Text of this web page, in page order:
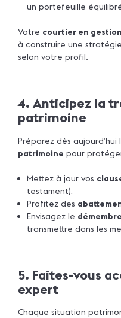
un portefeuille
Votre courtier en
à construire une
selon votre profil.
4. Anticipez la
patrimoine
Préparez dès
patrimoine pour
Mettez à jour vos
testament),
Profitez des
Envisagez le
transmettre dans les
5. Faites-vous
expert
Chaque situation